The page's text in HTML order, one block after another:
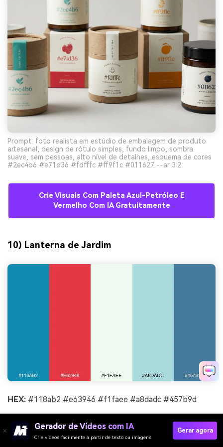
Prompt: foto realista em estúdio de embalagem de produto
artesanal, design de rótulo simples, fundo limpo, sombra
suave, sem pessoas, alto nível de detalhes, esquema de cores
#2ec4b6 #e71d36 #fdfffc #ff9f1c #011627 --ar 3:2
Crie Visuais Com Paleta Azul-Petróleo E
Vermelho Com IA Gratuitamente
10) Lanterna de Jardim
HEX: #118ab2 #e63946 #f1faee #a8dadc #457b9d
Melhor para:ilustrações botânicas e promoções
Gerador de Vídeos com IA
Crie vídeos facilmente a partir de texto ou imagens
Gerar agora